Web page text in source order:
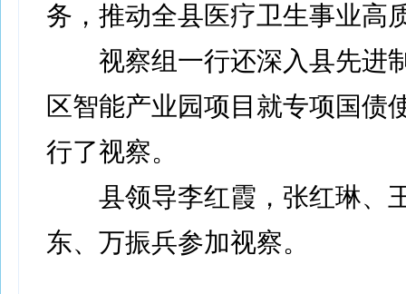
务，推动全县医疗卫生事业高
视察组一行还深入县先进
区智能产业园项目就专项国债
行了视察。
县领导李红霞，张红琳、
东、万振兵参加视察。